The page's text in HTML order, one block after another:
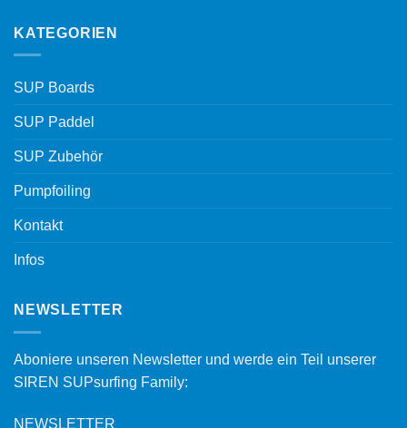
KATEGORIEN
SUP Boards
SUP Paddel
SUP Zubehör
Pumpfoiling
Kontakt
Infos
NEWSLETTER
Aboniere unseren Newsletter und werde ein Teil unserer
SIREN SUPsurfing Family:
NEWSLETTER